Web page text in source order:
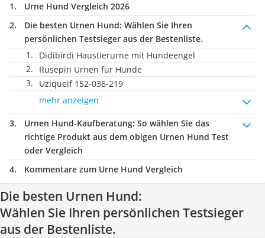
Urne Hund Vergleich 2026
Die besten Urnen Hund: Wählen Sie Ihren
persönlichen Testsieger aus der Bestenliste.
Didibirdi Haustierurne mit Hundeengel
Rusepin Urnen für Hunde
Uziqueif 152-036-219
mehr anzeigen
Urnen Hund-Kaufberatung: So wählen Sie das
richtige Produkt aus dem obigen Urnen Hund Test
oder Vergleich
Kommentare zum Urne Hund Vergleich
Die besten Urnen Hund:
Wählen Sie Ihren persönlichen Testsieger
aus der Bestenliste.